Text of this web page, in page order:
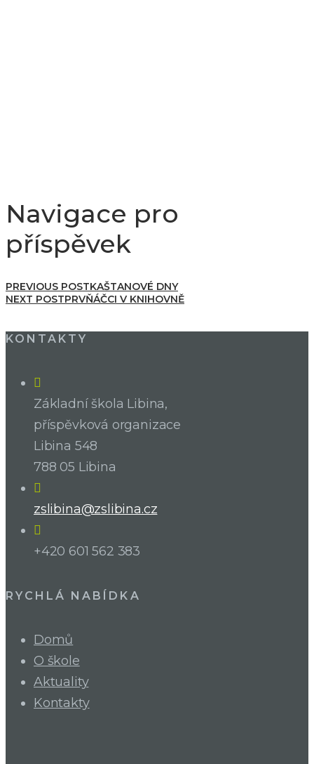
Navigace pro
příspěvek
PREVIOUS POSTKAŠTANOVÉ DNY
NEXT POSTPRVŇÁČCI V KNIHOVNĚ
KONTAKTY
Základní škola Libina,
příspěvková organizace
Libina 548
788 05 Libina
zslibina@zslibina.cz
+420 601 562 383
RYCHLÁ NABÍDKA
Domů
O škole
Aktuality
Kontakty